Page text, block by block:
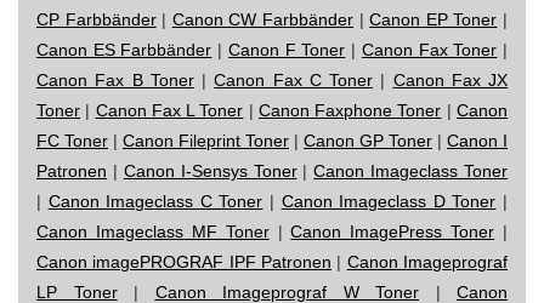
CP Farbbänder| Canon CW Farbbänder |Canon EP Toner |
Canon ES Farbbänder | Canon F Toner | Canon Fax Toner |
Canon Fax B Toner|Canon Fax C Toner | Canon Fax JX
Toner | Canon Fax L Toner | Canon Faxphone Toner |Canon
FC Toner | Canon Fileprint Toner | Canon GP Toner | Canon I
Patronen | Canon I-Sensys Toner|Canon Imageclass Toner
| Canon Imageclass C Toner | Canon Imageclass D Toner |
Canon Imageclass MF Toner|Canon ImagePress Toner |
Canon imagePROGRAF IPF Patronen | Canon Imageprograf
LP Toner| Canon Imageprograf W Toner | Canon